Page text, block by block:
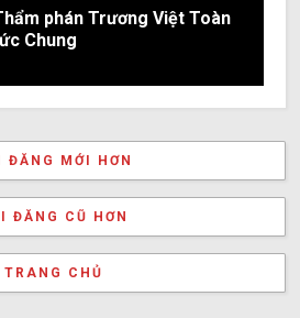
phán Trương Việt Toàn
Chung
ĐĂNG MỚI HƠN
ĐĂNG CŨ HƠN
TRANG CHỦ